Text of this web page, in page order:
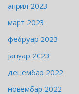
април 2023
март 2023
фебруар 2023
јануар 2023
децембар 2022
новембар 2022